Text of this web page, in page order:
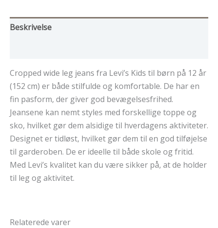
Beskrivelse
Cropped wide leg jeans fra Levi’s Kids til børn på 12 år
(152 cm) er både stilfulde og komfortable. De har en
fin pasform, der giver god bevægelsesfrihed.
Jeansene kan nemt styles med forskellige toppe og
sko, hvilket gør dem alsidige til hverdagens aktiviteter.
Designet er tidløst, hvilket gør dem til en god tilføjelse
til garderoben. De er ideelle til både skole og fritid.
Med Levi’s kvalitet kan du være sikker på, at de holder
til leg og aktivitet.
Relaterede varer